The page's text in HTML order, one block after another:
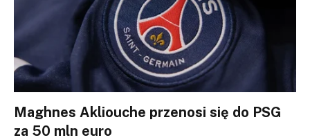
Maghnes Akliouche przenosi się do PSG
za 50 mln euro